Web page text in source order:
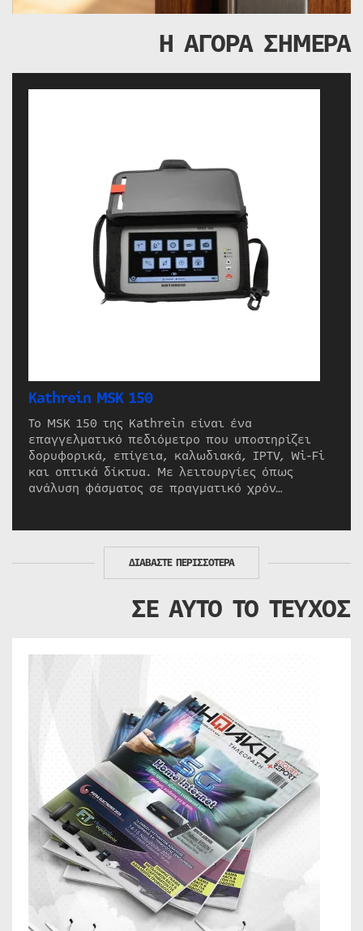
Η ΑΓΟΡΑ ΣΗΜΕΡΑ
Kathrein MSK 150
Το MSK 150 της Kathrein είναι ένα
επαγγελματικό πεδιόμετρο που υποστηρίζει
δορυφορικά, επίγεια, καλωδιακά, IPTV, Wi-Fi
και οπτικά δίκτυα. Με λειτουργίες όπως
ανάλυση φάσματος σε πραγματικό χρόν…
ΔΙΑΒΑΣΤΕ ΠΕΡΙΣΣΟΤΕΡΑ
ΣΕ ΑΥΤΟ ΤΟ ΤΕΥΧΟΣ